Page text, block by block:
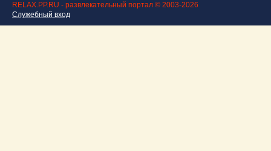
RELAX.PP.RU - развлекательный портал © 2003-2026
Служебный вход